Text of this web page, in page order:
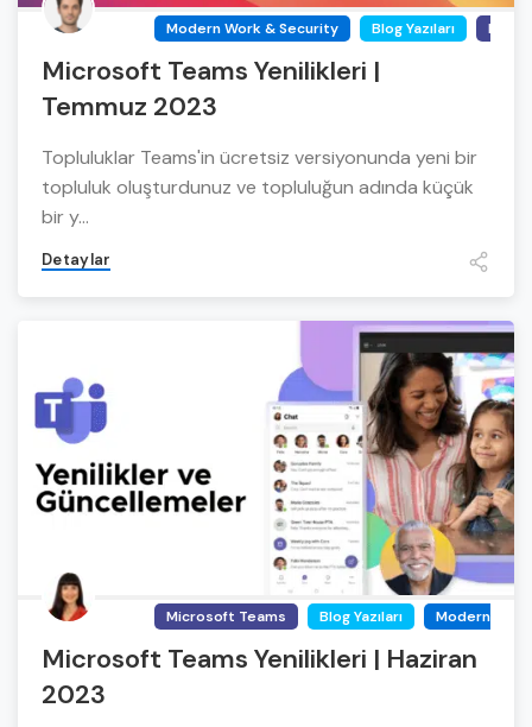
Modern Work & Security Blog Yazıları
Microsoft Teams Yenilikleri |
Temmuz 2023
Topluluklar Teams'in ücretsiz versiyonunda yeni bir
topluluk oluşturdunuz ve topluluğun adında küçük
bir y...
Detaylar
Microsoft Teams Blog Yazıları Modern
Microsoft Teams Yenilikleri | Haziran
2023